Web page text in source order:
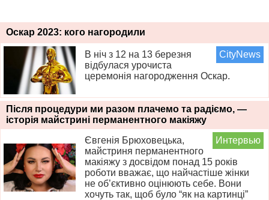
Оскар 2023: кого нагородили
CityNews
В ніч з 12 на 13 березня
відбулася урочиста
церемонія нагородження Оскар.
Після процедури ми разом плачемо та радіємо, —
історія майстрині перманентного макіяжу
Интервью
Євгенія Брюховецька,
майстриня перманентного
макіяжу з досвідом понад 15 років
роботи вважає, що найчастіше жінки
не об’єктивно оцінюють себе. Вони
хочуть так, щоб було “як на картинці”